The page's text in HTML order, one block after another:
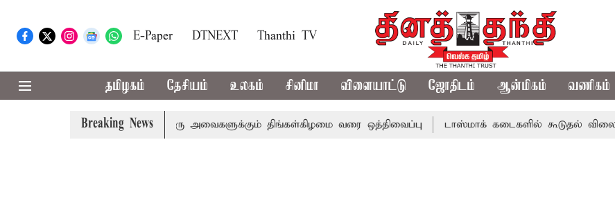
E-Paper DTNEXT Thanthi TV
தமிழகம் தேசியம் உலகம் சினிமா விளையாட்டு ஜோதிடம் ஆன்மிகம் வணிகம்
Breaking News
அமளி: நாடாளுமன்ற இரு அவைகளுக்கும் திங்கள்கிழமை வரை ஒத்திவைப்பு டாஸ்மாக் கடைகளில் கூடுதல் விலைக்கு